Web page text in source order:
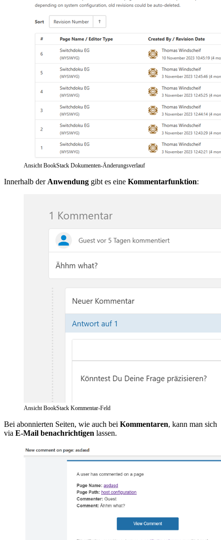
Ansicht BookStack Dokumenten-Änderungsverlauf
Innerhalb der Anwendung gibt es eine Kommentarfunktion:
Ansicht BookStack Kommentar-Feld
Bei abonnierten Seiten, wie auch bei Kommentaren, kann man sich
via E-Mail benachrichtigen lassen.